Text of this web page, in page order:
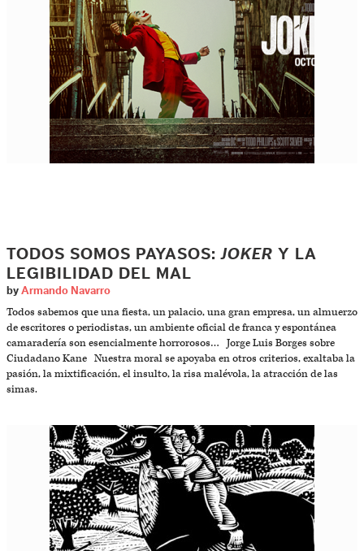
TODOS SOMOS PAYASOS:JOKER Y LA
LEGIBILIDAD DEL MAL
by Armando Navarro
Todos sabemos que una fiesta, un palacio, una gran empresa, un almuerzo
de escritores o periodistas, un ambiente oficial de franca y espontánea
camaradería son esencialmente horrorosos… Jorge Luis Borges sobre
Ciudadano Kane Nuestra moral se apoyaba en otros criterios, exaltaba la
pasión, la mixtificación, el insulto, la risa malévola, la atracción de las
simas.